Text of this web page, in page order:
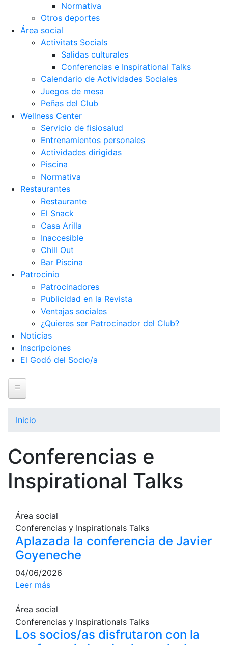
Normativa
Otros deportes
Área social
Activitats Socials
Salidas culturales
Conferencias e Inspirational Talks
Calendario de Actividades Sociales
Juegos de mesa
Peñas del Club
Wellness Center
Servicio de fisiosalud
Entrenamientos personales
Actividades dirigidas
Piscina
Normativa
Restaurantes
Restaurante
El Snack
Casa Arilla
Inaccesible
Chill Out
Bar Piscina
Patrocinio
Patrocinadores
Publicidad en la Revista
Ventajas sociales
¿Quieres ser Patrocinador del Club?
Noticias
Inscripciones
El Godó del Socio/a
Historia
historia
Cronología
Organización
Junta
directiva
Comisiones
y comités
ejecutiva
Fundación
Inicio
Conferencias e
Inspirational Talks
Área social
Conferencias y Inspirationals Talks
Aplazada la conferencia de Javier
Goyeneche
04/06/2026
Leer más
Área social
Conferencias y Inspirationals Talks
Los socios/as disfrutaron con la